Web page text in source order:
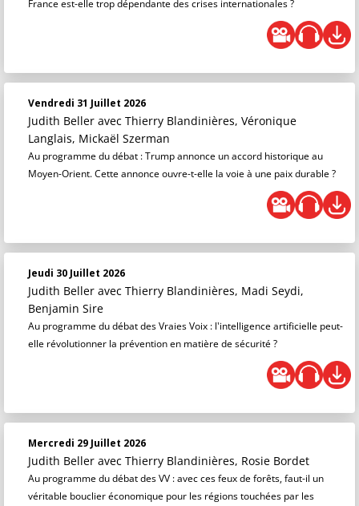
France est-elle trop dépendante des crises internationales ?
Vendredi 31 Juillet 2026
Judith Beller avec Thierry Blandinières, Véronique
Langlais, Mickaël Szerman
Au programme du débat : Trump annonce un accord historique au
Moyen-Orient. Cette annonce ouvre-t-elle la voie à une paix durable ?
Jeudi 30 Juillet 2026
Judith Beller avec Thierry Blandinières, Madi Seydi,
Benjamin Sire
Au programme du débat des Vraies Voix : l'intelligence artificielle peut-
elle révolutionner la prévention en matière de sécurité ?
Mercredi 29 Juillet 2026
Judith Beller avec Thierry Blandinières, Rosie Bordet
Au programme du débat des VV : avec ces feux de forêts, faut-il un
véritable bouclier économique pour les régions touchées par les